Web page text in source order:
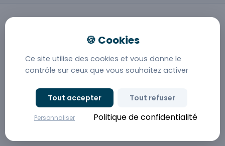
PÉRIMÈTRE FONCTIONNEL
Tout ce que Deltic met en
place pour vos équipes
lyonnaises
Vue d'ensemble des modules activables au sein de
Ce site utilise des cookies et vous donne le
contrôle sur ceux que vous souhaitez activer
Tout accepter Tout refuser
Personnaliser Politique de confidentialité